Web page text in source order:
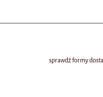
sprawdź formy